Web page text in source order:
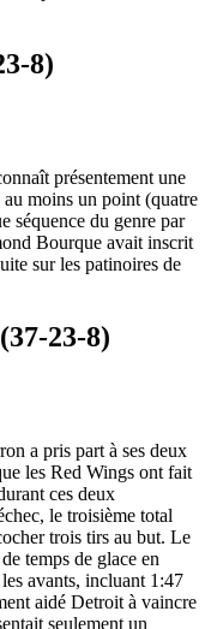
8)
présentement une
au moins un point (quatre
séquence du genre par
Bourque avait inscrit
sur les patinoires de
23-8)
a pris part à ses deux
les Red Wings ont fait
ces deux
le troisième total
trois tirs au but. Le
temps de glace en
avants, incluant 1:47
aidé Detroit à vaincre
seulement un